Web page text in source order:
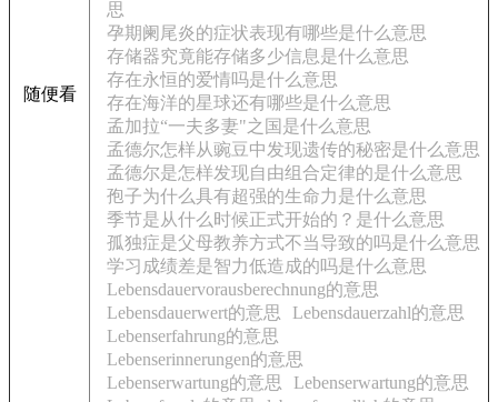
随便看
思
孕期阑尾炎的症状表现有哪些是什么意思
存储器究竟能存储多少信息是什么意思
存在永恒的爱情吗是什么意思
存在海洋的星球还有哪些是什么意思
孟加拉“一夫多妻"之国是什么意思
孟德尔怎样从豌豆中发现遗传的秘密是什么意思
孟德尔是怎样发现自由组合定律的是什么意思
孢子为什么具有超强的生命力是什么意思
季节是从什么时候正式开始的？是什么意思
孤独症是父母教养方式不当导致的吗是什么意思
学习成绩差是智力低造成的吗是什么意思
Lebensdauervorausberechnung的意思
Lebensdauerwert的意思
Lebensdauerzahl的意思
Lebenserfahrung的意思
Lebenserinnerungen的意思
Lebenserwartung的意思
Lebenserwartung的意思